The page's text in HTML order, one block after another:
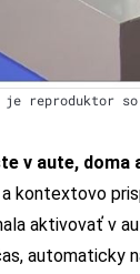
je reproduktor so
v aute, doma
a kontextovo
aktivovať v
automaticky